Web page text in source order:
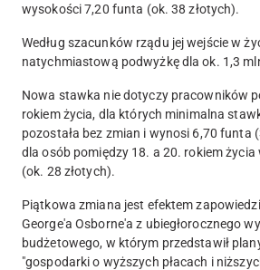
wysokości 7,20 funta (ok. 38 złotych).
Według szacunków rządu jej wejście w
natychmiastową podwyżkę dla ok. 1,3
Nowa stawka nie dotyczy pracowników
rokiem życia, dla których minimalna
pozostała bez zmian i wynosi 6,70 funta
dla osób pomiędzy 18. a 20. rokiem
(ok. 28 złotych).
Piątkowa zmiana jest efektem
George'a Osborne'a z ubiegłorocznego
budżetowego, w którym przedstawił
"gospodarki o wyższych płacach i